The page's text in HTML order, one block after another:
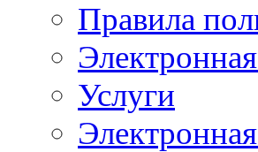
Правила
Услуги